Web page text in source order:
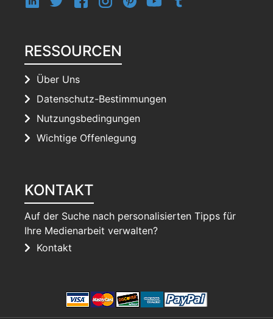
RESSOURCEN
Über Uns
Datenschutz-Bestimmungen
Nutzungsbedingungen
Wichtige Offenlegung
KONTAKT
Auf der Suche nach personalisierten Tipps für
Ihre Medienarbeit verwalten?
Kontakt